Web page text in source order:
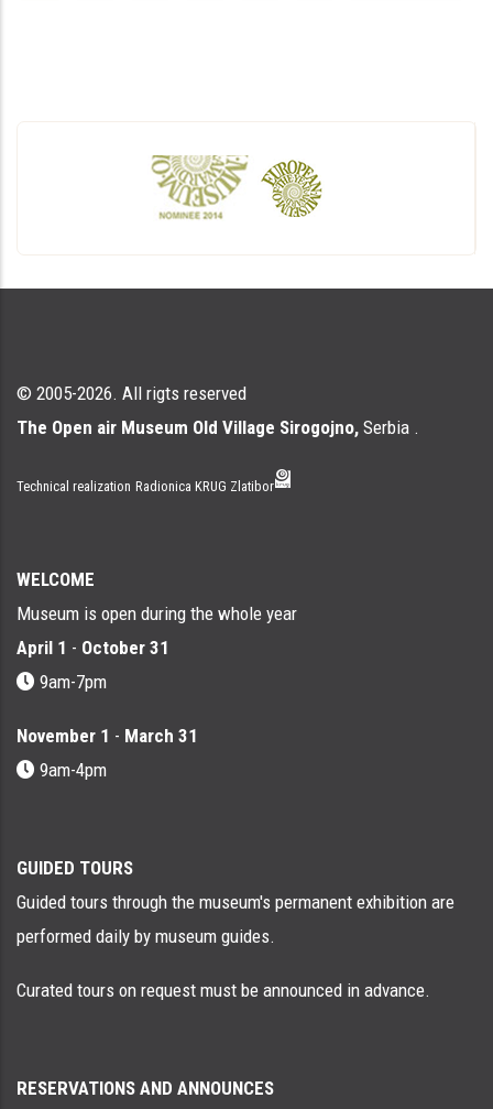
© 2005-2026. All rigts reserved
The Open air Museum Old Village Sirogojno, Serbia .
Technical realization Radionica KRUG Zlatibor
WELCOME
Museum is open during the whole year
April 1 - October 31
9am-7pm
November 1 - March 31
9am-4pm
GUIDED TOURS
Guided tours through the museum's permanent exhibition are
performed daily by museum guides.
Curated tours on request must be announced in advance.
RESERVATIONS AND ANNOUNCES